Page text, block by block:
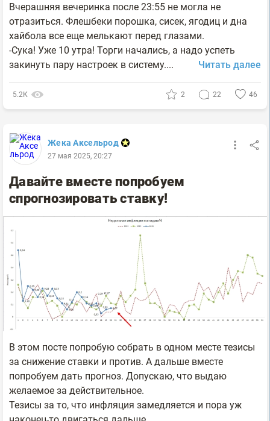
Вчерашняя вечеринка после 23:55 не могла не
отразиться. Флешбеки порошка, сисек, ягодиц и дна
хайбола все еще мелькают перед глазами.
-Сука! Уже 10 утра! Торги начались, а надо успеть
закинуть пару настроек в систему....
Читать далее
5.2К 2 22 46
Жека Аксельрод
27 мая 2025, 20:27
Давайте вместе попробуем
спрогнозировать ставку!
В этом посте попробую собрать в одном месте тезисы
за снижение ставки и против. А дальше вместе
попробуем дать прогноз. Допускаю, что выдаю
желаемое за действительное.
Тезисы за то, что инфляция замедляется и пора уж